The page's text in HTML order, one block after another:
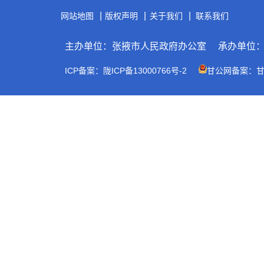
网站地图 版权声明 关于我们 联系我们
主办单位：张掖市人民政府办公室 承办单位
ICP备案：陇ICP备13000766号-2 甘公网备案：